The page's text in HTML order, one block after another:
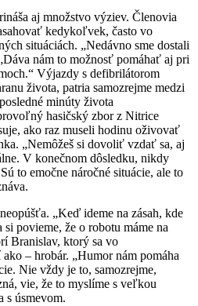
aj množstvo výziev. Členovia
kedykoľvek, často vo
situáciách. „Nedávno sme dostali
nám to možnosť pomáhať aj pri
Výjazdy s defibrilátorom
života, patria samozrejme medzi
minúty života
hasičský zbor z Nitrice
ako raz museli hodinu oživovať
„Nemôžeš si dovoliť vzdať sa, aj
V konečnom dôsledku, nikdy
to emočne náročné situácie, ale to
„Keď ideme na zásah, kde
povieme, že o robotu máme na
Branislav, ktorý sa vo
– hrobár. „Humor nám pomáha
Nie vždy je to, samozrejme,
vie, že to myslíme s veľkou
s úsmevom.